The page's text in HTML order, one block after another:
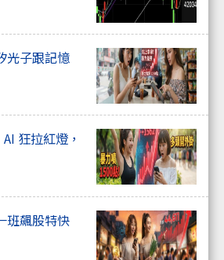
光子跟記憶
狂拉紅燈，
班飆股特快